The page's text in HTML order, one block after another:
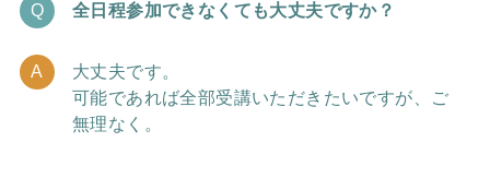
全日程参加できなくても大丈夫ですか？
大丈夫です。
可能であれば全部受講いただきたいですが、ご
無理なく。